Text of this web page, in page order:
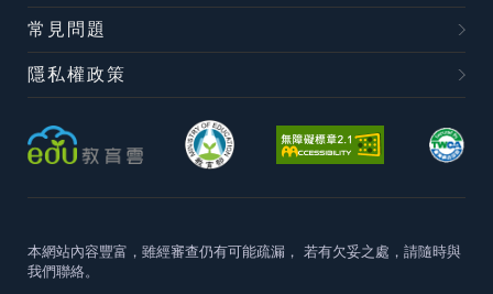
常見問題
隱私權政策
本網站內容豐富，雖經審查仍有可能疏漏， 若有欠妥之處，請隨時與
我們聯絡。